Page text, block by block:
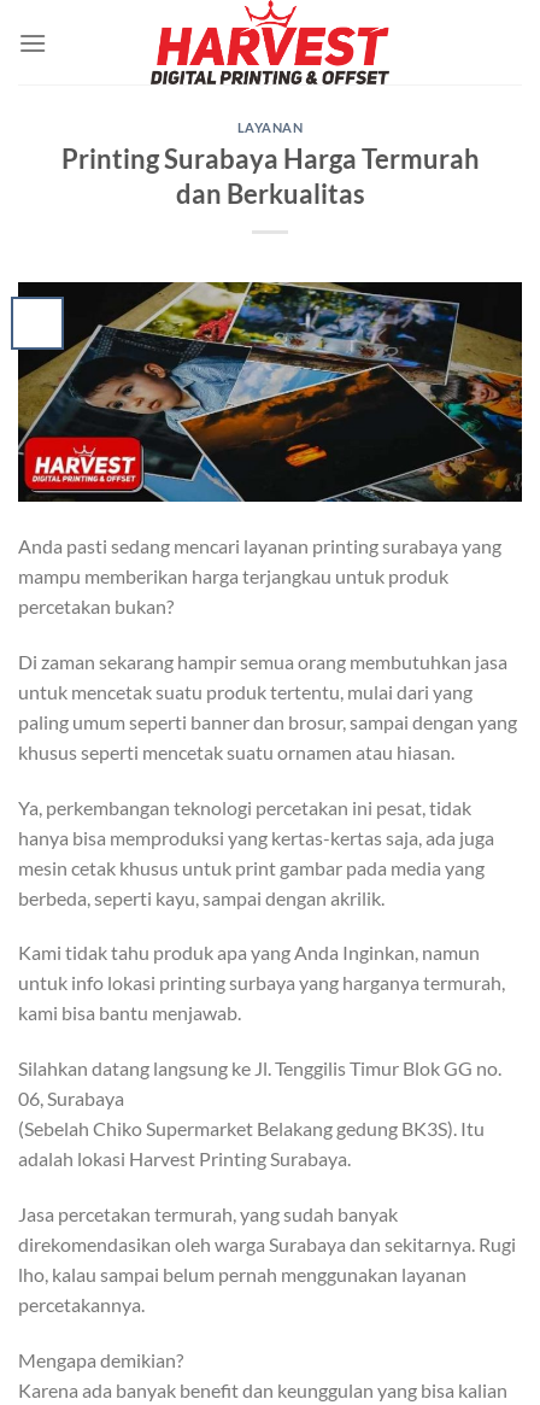
LAYANAN
Printing Surabaya Harga Termurah
dan Berkualitas
Anda pasti sedang mencari layanan printing surabaya yang
mampu memberikan harga terjangkau untuk produk
percetakan bukan?
Di zaman sekarang hampir semua orang membutuhkan jasa
untuk mencetak suatu produk tertentu, mulai dari yang
paling umum seperti banner dan brosur, sampai dengan yang
khusus seperti mencetak suatu ornamen atau hiasan.
Ya, perkembangan teknologi percetakan ini pesat, tidak
hanya bisa memproduksi yang kertas-kertas saja, ada juga
mesin cetak khusus untuk print gambar pada media yang
berbeda, seperti kayu, sampai dengan akrilik.
Kami tidak tahu produk apa yang Anda Inginkan, namun
untuk info lokasi printing surbaya yang harganya termurah,
kami bisa bantu menjawab.
Silahkan datang langsung ke Jl. Tenggilis Timur Blok GG no.
06, Surabaya
(Sebelah Chiko Supermarket Belakang gedung BK3S). Itu
adalah lokasi Harvest Printing Surabaya.
Jasa percetakan termurah, yang sudah banyak
direkomendasikan oleh warga Surabaya dan sekitarnya. Rugi
lho, kalau sampai belum pernah menggunakan layanan
percetakannya.
Mengapa demikian?
Karena ada banyak benefit dan keunggulan yang bisa kalian